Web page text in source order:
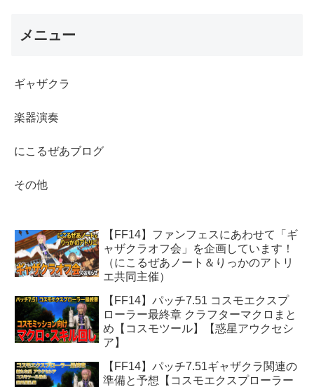
メニュー
ギャザクラ
楽器演奏
にこるぜあブログ
その他
【FF14】ファンフェスにあわせて「ギ
ャザクラオフ会」を企画しています！
（にこるぜあノート＆りっかのアトリ
エ共同主催）
【FF14】パッチ7.51 コスモエクスプ
ローラー最終章 クラフターマクロまと
め【コスモツール】【惑星アウクセシ
ア】
【FF14】パッチ7.51ギャザクラ関連の
準備と予想【コスモエクスプローラー